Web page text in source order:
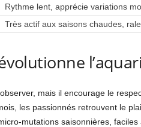
Rythme lent, apprécie variations
Très actif aux saisons chaudes,
mais il encourage le
les passionnés retrouvent le
mutations saisonnières,